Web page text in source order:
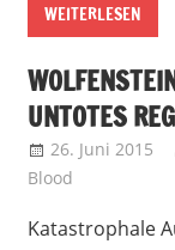
WEITERLESEN
UNTOTES
26. Juni 2015
Blood
Katastrophale